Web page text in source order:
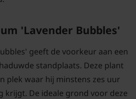
'Lavender Bubbles'
geeft de voorkeur aan een
standplaats. Deze plant
plek waar hij minstens zes uur
krijgt. De ideale grond voor deze